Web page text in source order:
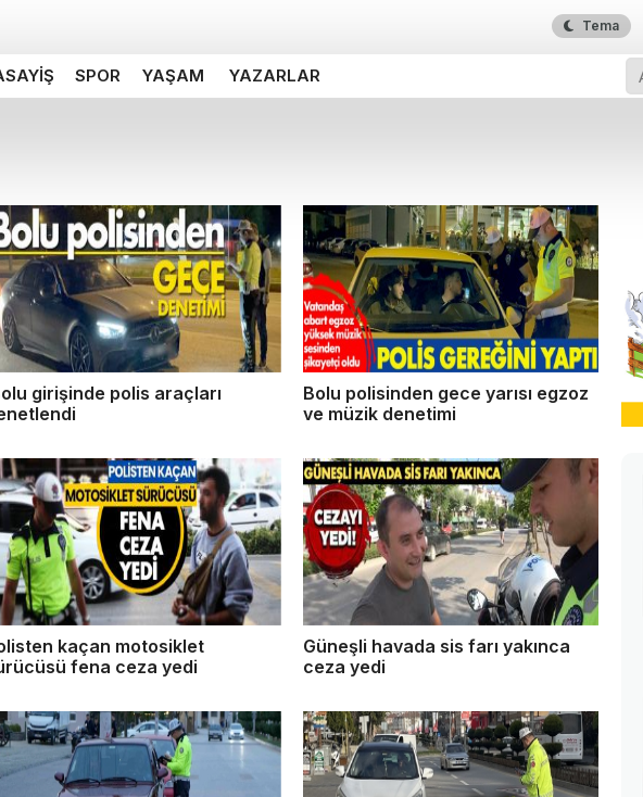
Tema
SPOR YAŞAM YAZARLAR
girişinde polis araçları
Bolu polisinden gece yarısı egzoz
ve müzik denetimi
kaçan motosiklet
fena ceza yedi
Güneşli havada sis farı yakınca
ceza yedi